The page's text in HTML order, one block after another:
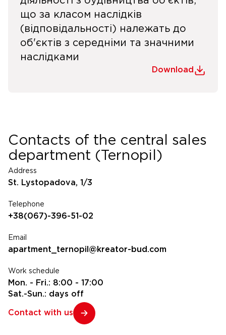
що за класом наслідків
(відповідальності) належать до
об'єктів з середніми та значними
наслідками
Download
Contacts of the central sales
department (Ternopil)
Address
St. Lystopadova, 1/3
Telephone
+38(067)-396-51-02
Email
apartment_ternopil@kreator-bud.com
Work schedule
Mon. - Fri.: 8:00 - 17:00
Sat.-Sun.: days off
Contact with us